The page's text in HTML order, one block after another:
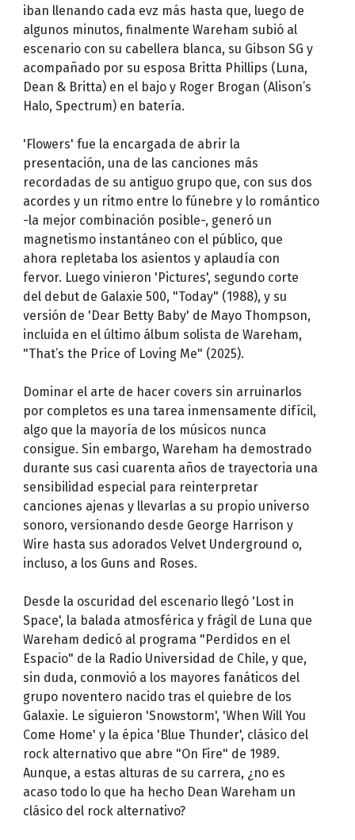
iban llenando cada evz más hasta que, luego de
algunos minutos, finalmente Wareham subió al
escenario con su cabellera blanca, su Gibson SG y
acompañado por su esposa Britta Phillips (Luna,
Dean & Britta) en el bajo y Roger Brogan (Alison’s
Halo, Spectrum) en batería.
'Flowers' fue la encargada de abrir la
presentación, una de las canciones más
recordadas de su antiguo grupo que, con sus dos
acordes y un ritmo entre lo fúnebre y lo romántico
-la mejor combinación posible-, generó un
magnetismo instantáneo con el público, que
ahora repletaba los asientos y aplaudía con
fervor. Luego vinieron 'Pictures', segundo corte
del debut de Galaxie 500, "Today" (1988), y su
versión de 'Dear Betty Baby' de Mayo Thompson,
incluida en el último álbum solista de Wareham,
"That’s the Price of Loving Me" (2025).
Dominar el arte de hacer covers sin arruinarlos
por completos es una tarea inmensamente difícil,
algo que la mayoría de los músicos nunca
consigue. Sin embargo, Wareham ha demostrado
durante sus casi cuarenta años de trayectoria una
sensibilidad especial para reinterpretar
canciones ajenas y llevarlas a su propio universo
sonoro, versionando desde George Harrison y
Wire hasta sus adorados Velvet Underground o,
incluso, a los Guns and Roses.
Desde la oscuridad del escenario llegó 'Lost in
Space', la balada atmosférica y frágil de Luna que
Wareham dedicó al programa "Perdidos en el
Espacio" de la Radio Universidad de Chile, y que,
sin duda, conmovió a los mayores fanáticos del
grupo noventero nacido tras el quiebre de los
Galaxie. Le siguieron 'Snowstorm', 'When Will You
Come Home' y la épica 'Blue Thunder', clásico del
rock alternativo que abre "On Fire" de 1989.
Aunque, a estas alturas de su carrera, ¿no es
acaso todo lo que ha hecho Dean Wareham un
clásico del rock alternativo?